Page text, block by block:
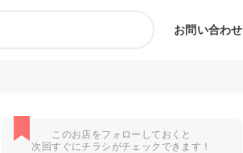
お問い合わせ
このお店をフォローしておくと
次回すぐにチラシがチェックできます！